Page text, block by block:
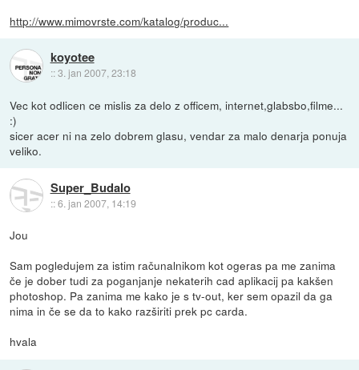
http://www.mimovrste.com/katalog/produc...
koyotee
::3. jan 2007, 23:18
Vec kot odlicen ce mislis za delo z officem, internet,glabsbo,filme...
:)
sicer acer ni na zelo dobrem glasu, vendar za malo denarja ponuja
veliko.
Super_Budalo
::6. jan 2007, 14:19
Jou
Sam pogledujem za istim računalnikom kot ogeras pa me zanima
če je dober tudi za poganjanje nekaterih cad aplikacij pa kakšen
photoshop. Pa zanima me kako je s tv-out, ker sem opazil da ga
nima in če se da to kako razširiti prek pc carda.
hvala